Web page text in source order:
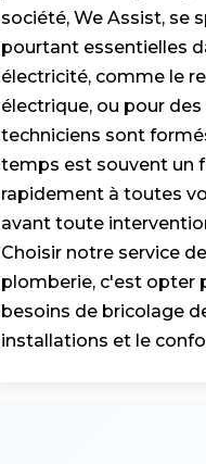
société, We Assist, se
pourtant essentielles
électricité, comme le
électrique, ou pour
techniciens sont
temps est souvent un
rapidement à toutes
avant toute
Choisir notre service
plomberie, c'est opter
besoins de bricolage
installations et le